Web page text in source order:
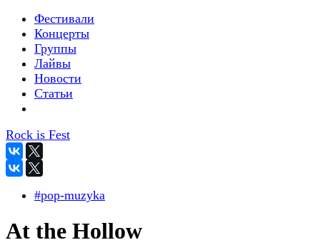
Фестивали
Концерты
Группы
Лайвы
Новости
Статьи
Rock is Fest
#pop-muzyka
At the Hollow